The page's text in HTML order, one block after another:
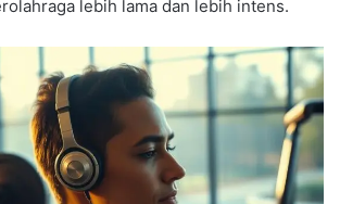
lebih lama dan lebih intens.